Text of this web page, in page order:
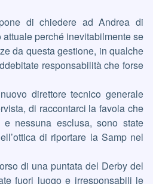
di chiedere ad Andrea di
perché inevitabilmente se
da questa gestione, in qualche
responsabilità che forse
direttore tecnico generale
di raccontarci la favola che
nessuna esclusa, sono state
di riportare la Samp nel
di una puntata del Derby del
fuori luogo e irresponsabili le